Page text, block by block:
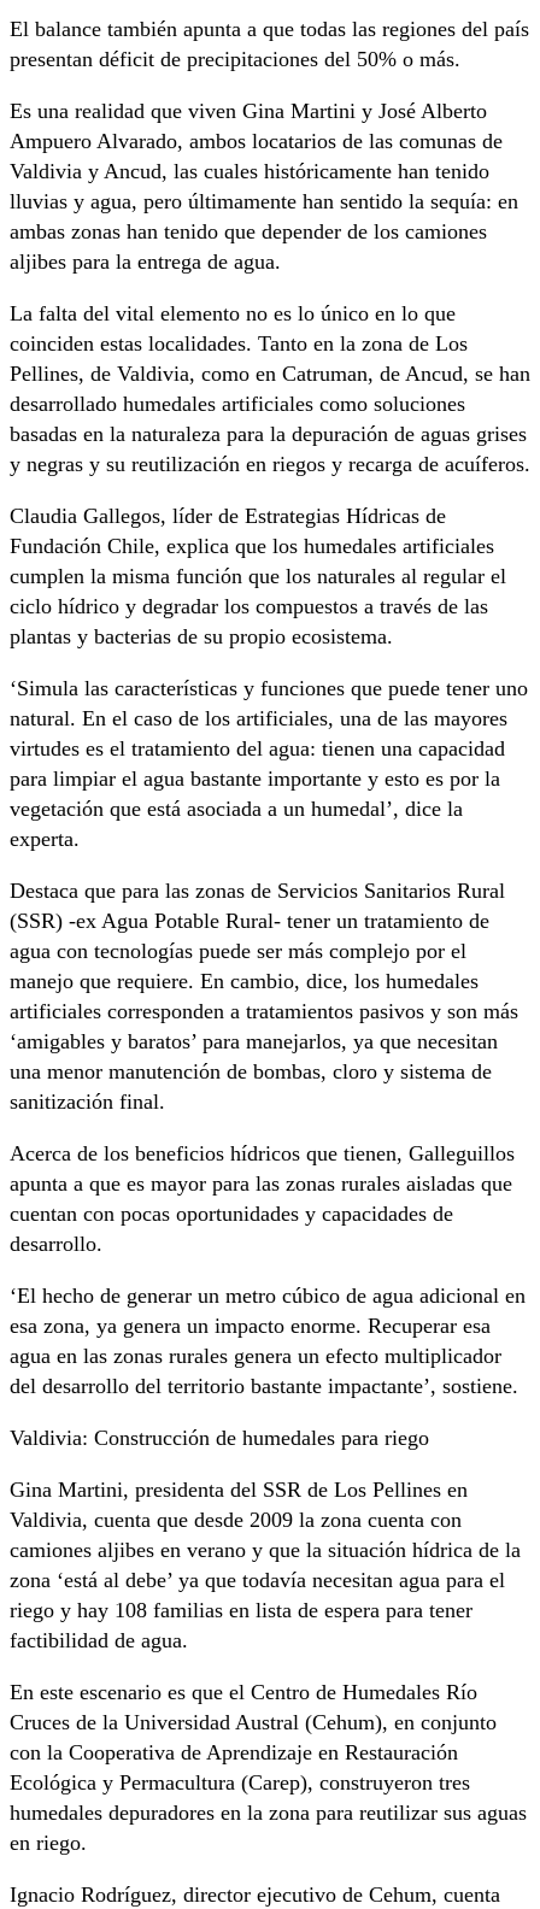
El balance también apunta a que todas las regiones del país
presentan déficit de precipitaciones del 50% o más.
Es una realidad que viven Gina Martini y José Alberto
Ampuero Alvarado, ambos locatarios de las comunas de
Valdivia y Ancud, las cuales históricamente han tenido
lluvias y agua, pero últimamente han sentido la sequía: en
ambas zonas han tenido que depender de los camiones
aljibes para la entrega de agua.
La falta del vital elemento no es lo único en lo que
coinciden estas localidades. Tanto en la zona de Los
Pellines, de Valdivia, como en Catruman, de Ancud, se han
desarrollado humedales artificiales como soluciones
basadas en la naturaleza para la depuración de aguas grises
y negras y su reutilización en riegos y recarga de acuíferos.
Claudia Gallegos, líder de Estrategias Hídricas de
Fundación Chile, explica que los humedales artificiales
cumplen la misma función que los naturales al regular el
ciclo hídrico y degradar los compuestos a través de las
plantas y bacterias de su propio ecosistema.
‘Simula las características y funciones que puede tener uno
natural. En el caso de los artificiales, una de las mayores
virtudes es el tratamiento del agua: tienen una capacidad
para limpiar el agua bastante importante y esto es por la
vegetación que está asociada a un humedal’, dice la
experta.
Destaca que para las zonas de Servicios Sanitarios Rural
(SSR) -ex Agua Potable Rural- tener un tratamiento de
agua con tecnologías puede ser más complejo por el
manejo que requiere. En cambio, dice, los humedales
artificiales corresponden a tratamientos pasivos y son más
‘amigables y baratos’ para manejarlos, ya que necesitan
una menor manutención de bombas, cloro y sistema de
sanitización final.
Acerca de los beneficios hídricos que tienen, Galleguillos
apunta a que es mayor para las zonas rurales aisladas que
cuentan con pocas oportunidades y capacidades de
desarrollo.
‘El hecho de generar un metro cúbico de agua adicional en
esa zona, ya genera un impacto enorme. Recuperar esa
agua en las zonas rurales genera un efecto multiplicador
del desarrollo del territorio bastante impactante’, sostiene.
Valdivia: Construcción de humedales para riego
Gina Martini, presidenta del SSR de Los Pellines en
Valdivia, cuenta que desde 2009 la zona cuenta con
camiones aljibes en verano y que la situación hídrica de la
zona ‘está al debe’ ya que todavía necesitan agua para el
riego y hay 108 familias en lista de espera para tener
factibilidad de agua.
En este escenario es que el Centro de Humedales Río
Cruces de la Universidad Austral (Cehum), en conjunto
con la Cooperativa de Aprendizaje en Restauración
Ecológica y Permacultura (Carep), construyeron tres
humedales depuradores en la zona para reutilizar sus aguas
en riego.
Ignacio Rodríguez, director ejecutivo de Cehum, cuenta